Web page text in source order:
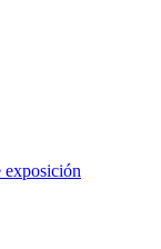
exposición